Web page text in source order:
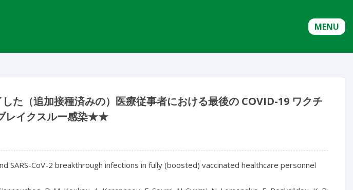
MENU
た（追加接種済みの）医療従事者における最後の COVID-19 ワクチ
レイクスルー感染★★
SARS-CoV-2 breakthrough infections in fully (boosted) vaccinated healthcare personnel